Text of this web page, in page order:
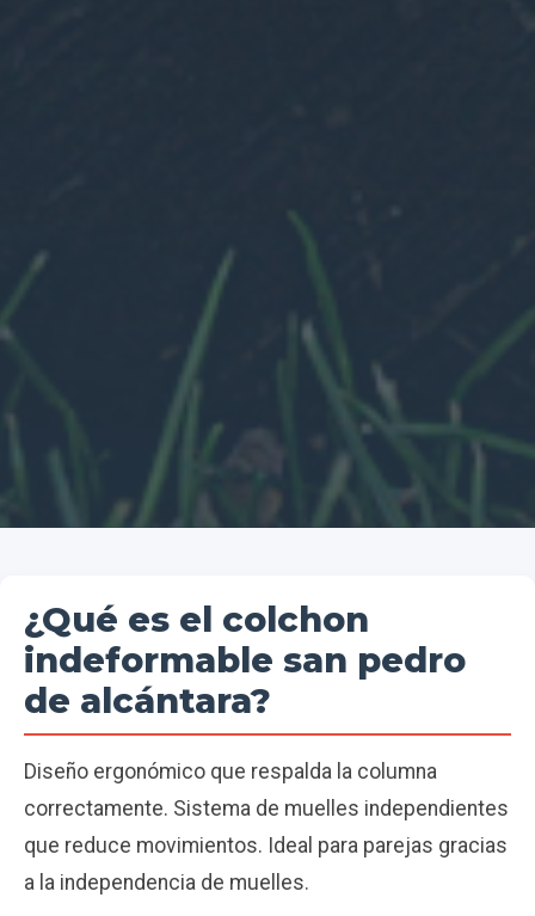
¿Qué es el colchon
indeformable san pedro
de alcántara?
Diseño ergonómico que respalda la columna
correctamente. Sistema de muelles independientes
que reduce movimientos. Ideal para parejas gracias
a la independencia de muelles.